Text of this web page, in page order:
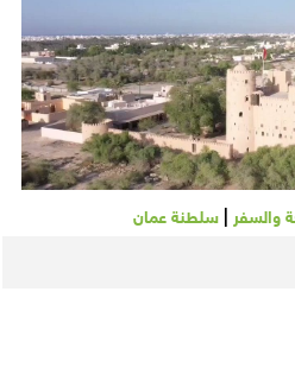
والسفر سلطنة عمان